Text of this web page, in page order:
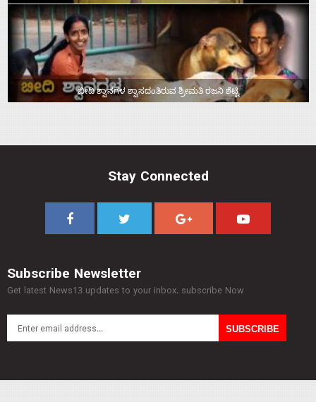
ಬೀದಿ ಶ್ವಾನಗಳ ಶ್ವಾಸದಂತಿರುವ ಶ್ರೀಮತಿ ರಜನಿ ಶೆಟ್ಟಿ
Stay Connected
Subscribe Newsletter
Get latest News13 updates to your inbox. subscribe Now